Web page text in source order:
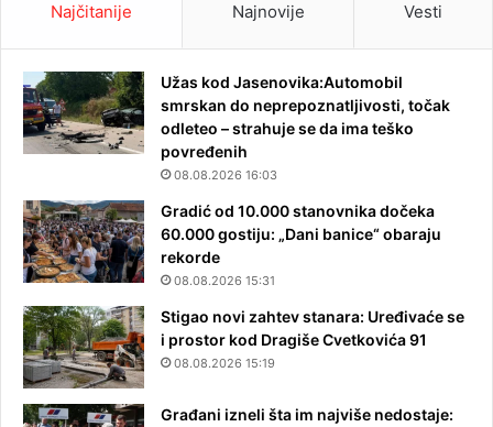
Najčitanije Najnovije Vesti
Užas kod Jasenovika:Automobil
smrskan do neprepoznatljivosti, točak
odleteo – strahuje se da ima teško
povređenih
08.08.2026 16:03
Gradić od 10.000 stanovnika dočeka
60.000 gostiju: „Dani banice“ obaraju
rekorde
08.08.2026 15:31
Stigao novi zahtev stanara: Uređivaće se
i prostor kod Dragiše Cvetkovića 91
08.08.2026 15:19
Građani izneli šta im najviše nedostaje: